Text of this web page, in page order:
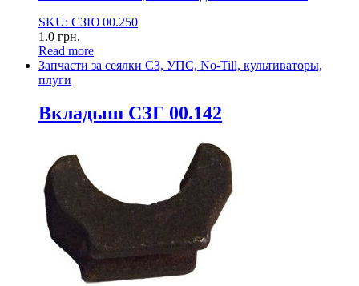
SKU: СЗЮ 00.250
1.0 грн.
Read more
Запчасти за сеялки СЗ, УПС, No-Till, культиваторы,
плуги
Вкладыш СЗГ 00.142